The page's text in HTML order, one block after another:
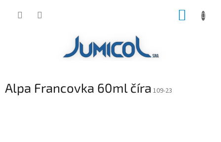
Alpa Francovka 60ml číra 109-23